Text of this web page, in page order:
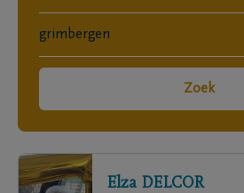
Zoek
Elza DELCOR